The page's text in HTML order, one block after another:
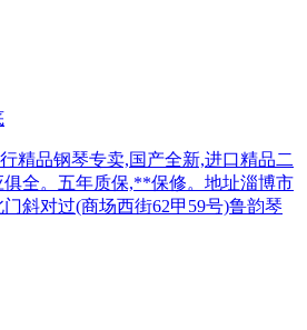
精品钢琴专卖,国产全新,进口精品二
全。五年质保,**保修。地址淄博市
斜对过(商场西街62甲59号)鲁韵琴